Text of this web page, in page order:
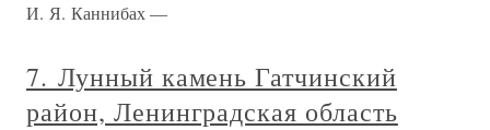
И. Я. Каннибах —
7. Лунный камень Гатчинский
район, Ленинградская область